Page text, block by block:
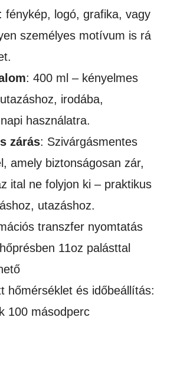
fénykép, logó, grafika, vagy
személyes motívum is rá
: 400 ml – kényelmes
irodába,
használatra.
zárás: Szivárgásmentes
amely biztonságosan zár,
ital ne folyjon ki – praktikus
utazáshoz.
transzfer nyomtatás
11oz palásttal
hőmérséklet és időbeállítás:
100 másodperc